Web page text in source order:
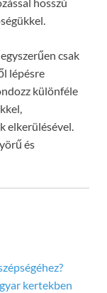
csak
lépésre
különféle
elkerülésével.
és
kertekben